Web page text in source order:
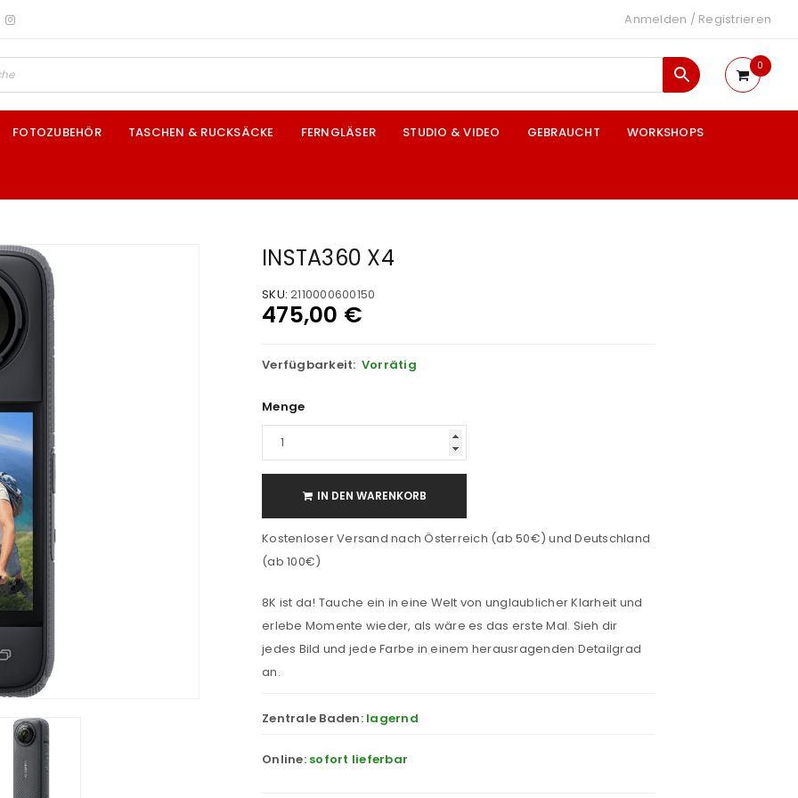
Anmelden / Registrieren
0
FOTOZUBEHÖR TASCHEN & RUCKSÄCKE FERNGLÄSER STUDIO & VIDEO GEBRAUCHT WORKSHOPS
INSTA360 X4
SKU: 2110000600150
475,00 €
Verfügbarkeit: Vorrätig
Menge
IN DEN WARENKORB
Kostenloser Versand nach Österreich (ab 50€) und Deutschland
(ab 100€)
8K ist da! Tauche ein in eine Welt von unglaublicher Klarheit und
erlebe Momente wieder, als wäre es das erste Mal. Sieh dir
jedes Bild und jede Farbe in einem herausragenden Detailgrad
an.
Zentrale Baden: lagernd
Online: sofort lieferbar